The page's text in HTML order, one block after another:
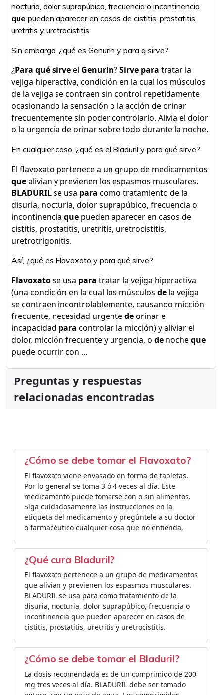
nocturia, dolor suprapúbico, frecuencia o incontinencia
que pueden aparecer en casos de cistitis, prostatitis,
uretritis y uretrocistitis.
Sin embargo, ¿qué es Genurin y para q sirve?
¿Para qué sirveel Genurin?Sirve para tratar la
vejiga hiperactiva, condición en la cual los músculos
de la vejiga se contraen sin control repetidamente
ocasionando la sensación o la acción de orinar
frecuentemente sin poder controlarlo. Alivia el dolor
o la urgencia de orinar sobre todo durante la noche.
En cualquier caso, ¿qué es el Bladuril y para qué sirve?
El flavoxato pertenece a un grupo de medicamentos
quealivian y previenen los espasmos musculares.
BLADURILse usa para como tratamiento de la
disuria, nocturia, dolor suprapúbico, frecuencia o
incontinencia que pueden aparecer en casos de
cistitis, prostatitis, uretritis, uretrocistitis,
uretrotrigonitis.
Así, ¿qué es Flavoxato y para qué sirve?
Flavoxatose usa para tratar la vejiga hiperactiva
(una condición en la cual los músculos de la vejiga
se contraen incontrolablemente, causando micción
frecuente, necesidad urgentedeorinar e
incapacidad para controlar la micción) y aliviar el
dolor, micción frecuente y urgencia, o de nocheque
puede ocurrir con ...
Preguntas y respuestas
relacionadas encontradas
¿Cómo se debe tomar el Flavoxato?
El flavoxato viene envasado en forma de tabletas.
Por lo general se toma 3 ó 4 veces al día. Este
medicamento puede tomarse con o sin alimentos.
Siga cuidadosamente las instrucciones en la
etiqueta del medicamento y pregúntele a su doctor
o farmacéutico cualquier cosa que no entienda.
¿Qué cura Bladuril?
El flavoxato pertenece a un grupo de medicamentos
que alivian y previenen los espasmos musculares.
BLADURIL se usa para como tratamiento de la
disuria, nocturia, dolor suprapúbico, frecuencia o
incontinencia que pueden aparecer en casos de
cistitis, prostatitis, uretritis y uretrocistitis.
¿Cómo se debe tomar el Bladuril?
La dosis recomendada es de un comprimido de 200
mg tres veces al día. BLADURIL debe ser tomado